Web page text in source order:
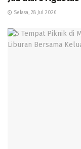
Selasa, 28 Jul 2026